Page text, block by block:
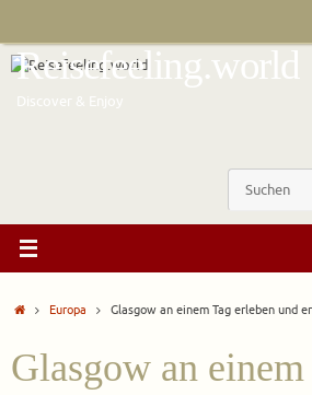
springen
Reisefeeling.world
Discover & Enjoy
StartEuropa Glasgow an einem Tag erleben und
Glasgow an einem